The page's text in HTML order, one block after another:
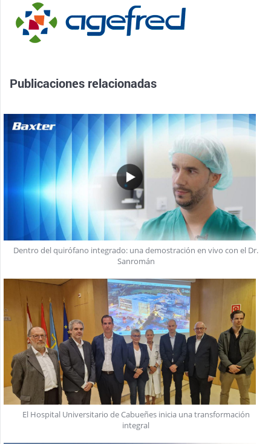
Publicaciones relacionadas
Dentro del quirófano integrado: una demostración en vivo con el Dr.
Sanromán
El Hospital Universitario de Cabueñes inicia una transformación
integral